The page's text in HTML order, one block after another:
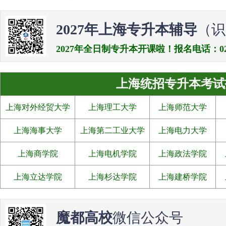
2027年上海专升本辅导 （
2027年全日制专升本开课啦！报名电话：
上海统招专升本考
上海对外经贸大学 上海理工大学 上海师范大学
上海海事大学 上海第二工业大学 上海电力大学
上海商学院 上海电机学院 上海政法学院
上海立达学院 上海杉达学院 上海建桥学院
魔都高校微信公众号